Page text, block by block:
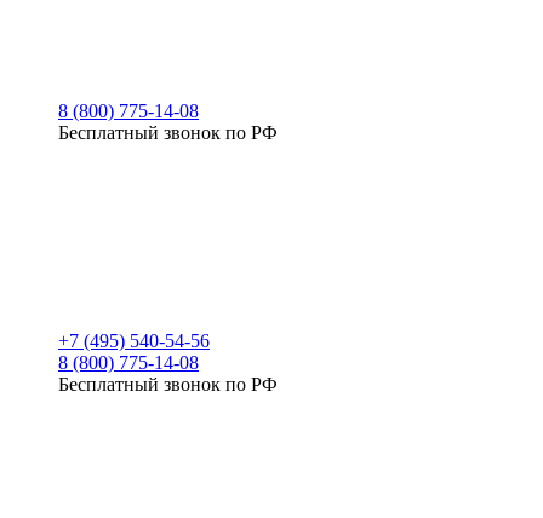
8 (800) 775-14-08
Бесплатный звонок по РФ
+7 (495) 540-54-56
8 (800) 775-14-08
Бесплатный звонок по РФ